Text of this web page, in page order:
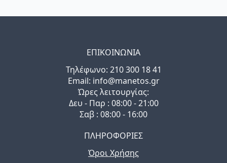
ΕΠΙΚΟΙΝΩΝΙΑ
Τηλέφωνo: 210 300 18 41
Email: info@manetos.gr
Ώρες λειτουργίας:
Δευ - Παρ : 08:00 - 21:00
Σαβ : 08:00 - 16:00
ΠΛΗΡΟΦΟΡΙΕΣ
Όροι Χρήσης